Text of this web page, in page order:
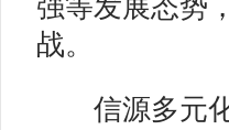
强等发展态势
战。
信源多元化